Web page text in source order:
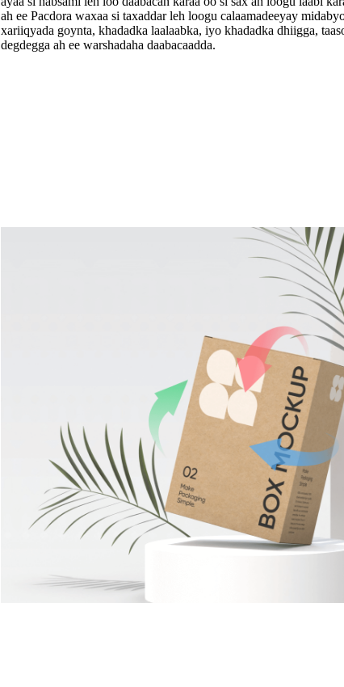
ah ee Pacdora waxaa si taxaddar leh loogu calaamadeeyay
xariiqyada goynta, khadadka laalaabka, iyo khadadka dhiigga,
degdegga ah ee warshadaha daabacaadda.